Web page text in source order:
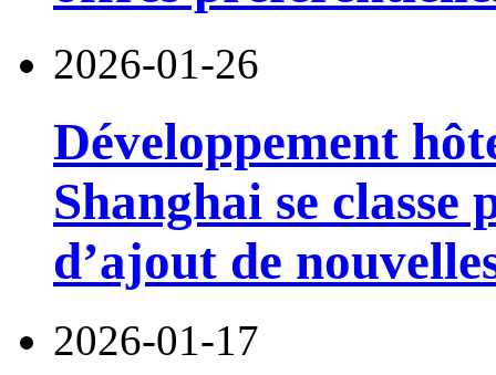
2026-01-26
Développement
Shanghai se classe
d’ajout de
2026-01-17